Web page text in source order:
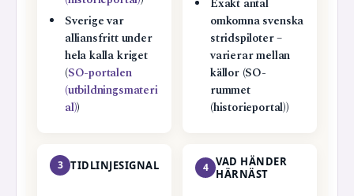
Sverige var
alliansfritt under
hela kalla kriget
(SO-portalen
(utbildningsmateri
al))
Exakt antal
omkomna svenska
stridspiloter –
varierar mellan
källor (SO-
rummet
(historieportal))
3 TIDLINJESIGNAL 4 VAD HÄNDER
HÄRNÄST